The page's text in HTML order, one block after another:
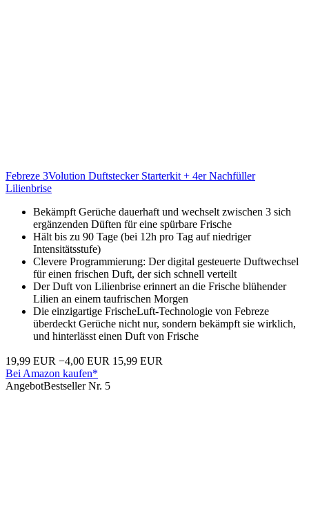
Febreze 3Volution Duftstecker Starterkit + 4er Nachfüller
Lilienbrise
Bekämpft Gerüche dauerhaft und wechselt zwischen 3 sich
ergänzenden Düften für eine spürbare Frische
Hält bis zu 90 Tage (bei 12h pro Tag auf niedriger
Intensitätsstufe)
Clevere Programmierung: Der digital gesteuerte Duftwechsel
für einen frischen Duft, der sich schnell verteilt
Der Duft von Lilienbrise erinnert an die Frische blühender
Lilien an einem taufrischen Morgen
Die einzigartige FrischeLuft-Technologie von Febreze
überdeckt Gerüche nicht nur, sondern bekämpft sie wirklich,
und hinterlässt einen Duft von Frische
19,99 EUR −4,00 EUR 15,99 EUR
Bei Amazon kaufen*
AngebotBestseller Nr. 5